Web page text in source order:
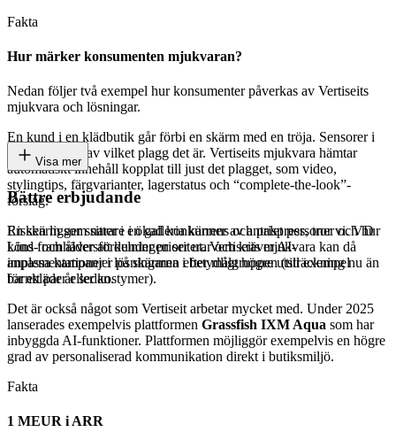
Fakta
Hur märker konsumenten mjukvaran?
Nedan följer två exempel hur konsumenter påverkas av Vertiseits
mjukvara och lösningar.
En kund i en klädbutik går förbi en skärm med en tröja. Sensorer i
skärmen läser av vilket plagg det är. Vertiseits mjukvara hämtar
automatiskt innehåll kopplat till just det plagget, som video,
stylingtips, färgvarianter, lagerstatus och “complete-the-look”-
förslag.
En skärm som sitter i en galleria känner av antalet personer och hur
köns- och åldersfördelningen ser ut. Vertiseits mjukvara kan då
anpassa kampanjer på skärmen efter målgruppen (till exempel
barnkläder eller kostymer).
Visa mer
Bättre erbjudande
Risken ligger snarare i ökad konkurrens och prispress, tror vi. VD
Lind framhäver att kunder prioriterar och kräver AI-
implementationer i lösningarna i betydligt högre utsträckning nu än
för ett par år sedan.
Det är också något som Vertiseit arbetar mycket med. Under 2025
lanserades exempelvis plattformen Grassfish IXM Aqua som har
inbyggda AI-funktioner. Plattformen möjliggör exempelvis en högre
grad av personaliserad kommunikation direkt i butiksmiljö.
Fakta
1 MEUR i ARR